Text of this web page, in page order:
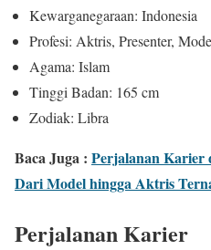
Kewarganegaraan: Indonesia
Profesi: Aktris, Presenter,
Agama: Islam
Tinggi Badan: 165 cm
Zodiak: Libra
Baca Juga : Perjalanan Karier
Dari Model hingga Aktris
Perjalanan Karier